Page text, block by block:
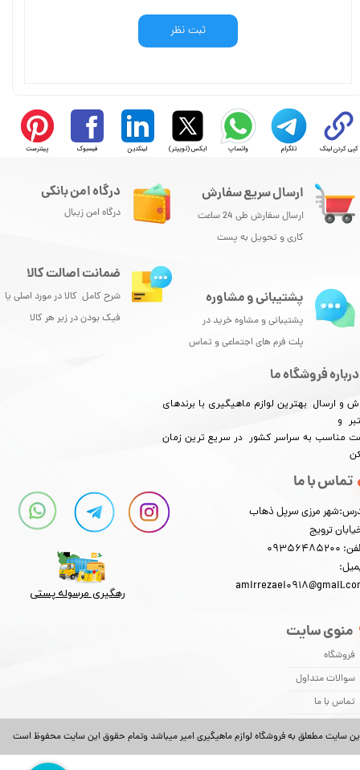
ثبت نظر
کپی کردن لینک تلگرام واتساپ ایکس (توییتر) لینکدین فیسبوک پینترست
سایت مطعلق به فروشگاه لوازم ماهیگیری امیر میباشد وتمام حقوق این سایت محفوظ است
ارسال سریع سفارش
ارسال سفارش طی 24 ساعت
کاری و تحویل به پست
درباره فروشگاه ما
و ارسال بهترین لوازم ماهیگیری با برندهای
و
مناسب به سراسر کشور در سریع ترین زمان
منوی سایت
فروشگاه
سوالات متداول
تماس با ما
تماس با ما
مرزی سرپل ذهاب
ترویج
درگاه امن بانکی
درگاه امن زیبال
پشتیبانی و مشاوره
پشتیبانی و مشاوه خرید در
پلت فرم های اجتماعی و تماس
ضمانت اصالت کالا
شرح کامل کالا در مورد اصلی یا
فیک بودن در زیر هر کالا
رهگیری مرسوله پستی​​​​​​​